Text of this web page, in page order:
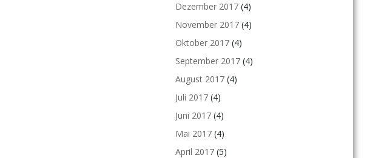
Dezember 2017 (4)
November 2017 (4)
Oktober 2017 (4)
September 2017 (4)
August 2017 (4)
Juli 2017 (4)
Juni 2017 (4)
Mai 2017 (4)
April 2017 (5)